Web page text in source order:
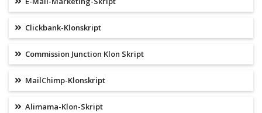
Clickbank-Klonskript
Commission Junction Klon Skript
MailChimp-Klonskript
Alimama-Klon-Skript